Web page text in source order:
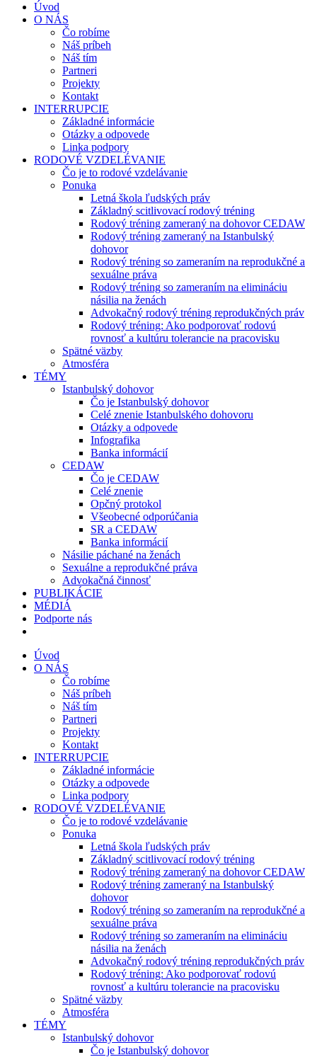
Úvod
O NÁS
Čo robíme
Náš príbeh
Náš tím
Partneri
Projekty
Kontakt
INTERRUPCIE
Základné informácie
Otázky a odpovede
Linka podpory
RODOVÉ VZDELÉVANIE
Čo je to rodové vzdelávanie
Ponuka
Letná škola ľudských práv
Základný scitlivovací rodový tréning
Rodový tréning zameraný na dohovor CEDAW
Rodový tréning zameraný na Istanbulský
dohovor
Rodový tréning so zameraním na reprodukčné a
sexuálne práva
Rodový tréning so zameraním na elimináciu
násilia na ženách
Advokačný rodový tréning reprodukčných práv
Rodový tréning: Ako podporovať rodovú
rovnosť a kultúru tolerancie na pracovisku
Spätné väzby
Atmosféra
TÉMY
Istanbulský dohovor
Čo je Istanbulský dohovor
Celé znenie Istanbulského dohovoru
Otázky a odpovede
Infografika
Banka informácií
CEDAW
Čo je CEDAW
Celé znenie
Opčný protokol
Všeobecné odporúčania
SR a CEDAW
Banka informácií
Násilie páchané na ženách
Sexuálne a reprodukčné práva
Advokačná činnosť
PUBLIKÁCIE
MÉDIÁ
Podporte nás
Úvod
O NÁS
Čo robíme
Náš príbeh
Náš tím
Partneri
Projekty
Kontakt
INTERRUPCIE
Základné informácie
Otázky a odpovede
Linka podpory
RODOVÉ VZDELÉVANIE
Čo je to rodové vzdelávanie
Ponuka
Letná škola ľudských práv
Základný scitlivovací rodový tréning
Rodový tréning zameraný na dohovor CEDAW
Rodový tréning zameraný na Istanbulský
dohovor
Rodový tréning so zameraním na reprodukčné a
sexuálne práva
Rodový tréning so zameraním na elimináciu
násilia na ženách
Advokačný rodový tréning reprodukčných práv
Rodový tréning: Ako podporovať rodovú
rovnosť a kultúru tolerancie na pracovisku
Spätné väzby
Atmosféra
TÉMY
Istanbulský dohovor
Čo je Istanbulský dohovor